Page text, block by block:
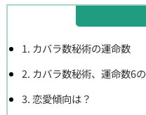
1. カバラ数秘術の運命数
2. カバラ数秘術、運命数6
3. 恋愛傾向は？